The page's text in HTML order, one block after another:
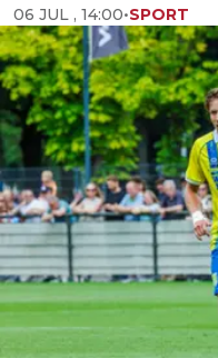
06 JUL , 14:00•SPORT